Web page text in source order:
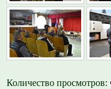
Количество просмотров: